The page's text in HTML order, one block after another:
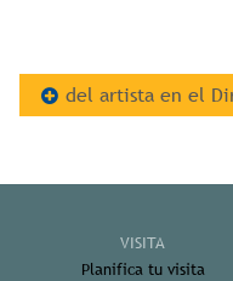
del artista en el
VISITA
Planifica tu visita